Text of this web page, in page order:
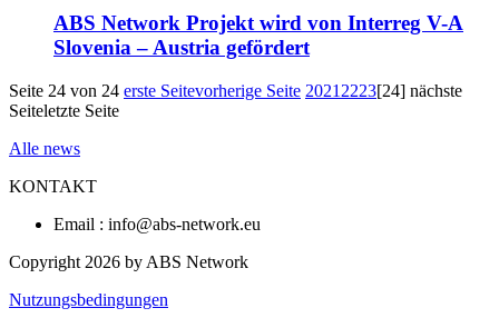
ABS Network Projekt wird von Interreg V-A
Slovenia – Austria gefördert
Seite 24 von 24 erste Seitevorherige Seite 2021 2223[24] nächste
Seiteletzte Seite
Alle news
KONTAKT
Email : info@abs-network.eu
Copyright 2026 by ABS Network
Nutzungsbedingungen